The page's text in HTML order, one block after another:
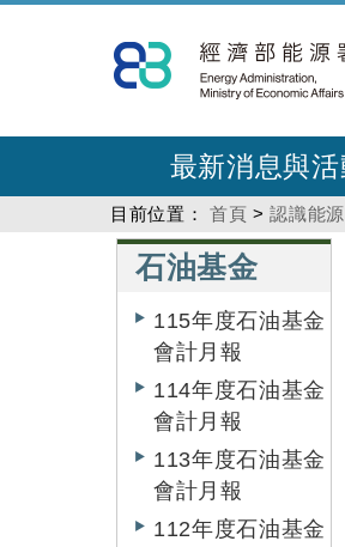
到
主
內
最新消息與活
目前位置： 首頁 >認識能
石油基金
115年度石油基金
會計月報
114年度石油基金
會計月報
113年度石油基金
會計月報
112年度石油基金